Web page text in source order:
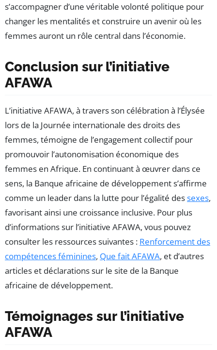
s’accompagner d’une véritable volonté politique pour
changer les mentalités et construire un avenir où les
femmes auront un rôle central dans l’économie.
Conclusion sur l’initiative
AFAWA
L’initiative AFAWA, à travers son célébration à l’Élysée
lors de la Journée internationale des droits des
femmes, témoigne de l’engagement collectif pour
promouvoir l’autonomisation économique des
femmes en Afrique. En continuant à œuvrer dans ce
sens, la Banque africaine de développement s’affirme
comme un leader dans la lutte pour l’égalité dessexes,
favorisant ainsi une croissance inclusive. Pour plus
d’informations sur l’initiative AFAWA, vous pouvez
consulter les ressources suivantes : Renforcement des
compétences féminines, Que fait AFAWA, et d’autres
articles et déclarations sur le site de la Banque
africaine de développement.
Témoignages sur l’initiative
AFAWA